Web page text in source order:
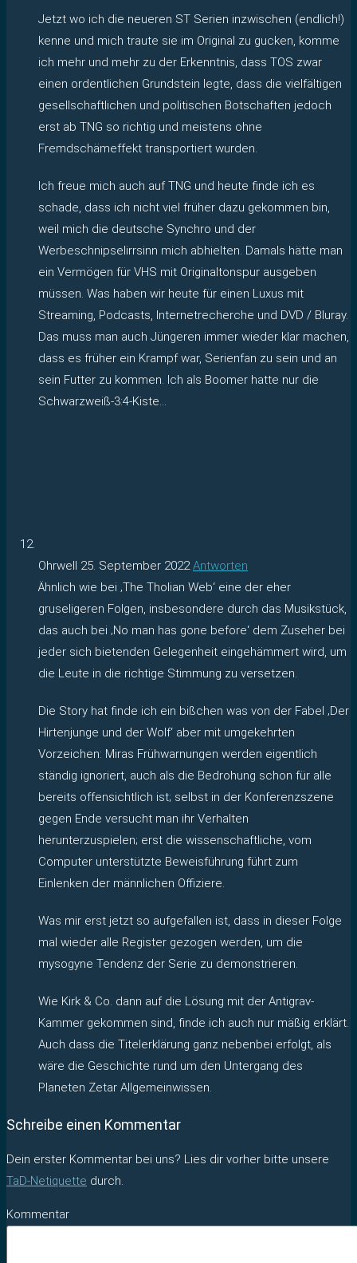
Jetzt wo ich die neueren ST Serien inzwischen (endlich!)
kenne und mich traute sie im Original zu gucken, komme
ich mehr und mehr zu der Erkenntnis, dass TOS zwar
einen ordentlichen Grundstein legte, dass die vielfältigen
gesellschaftlichen und politischen Botschaften jedoch
erst ab TNG so richtig und meistens ohne
Fremdschämeffekt transportiert wurden.
Ich freue mich auch auf TNG und heute finde ich es
schade, dass ich nicht viel früher dazu gekommen bin,
weil mich die deutsche Synchro und der
Werbeschnipselirrsinn mich abhielten. Damals hätte man
ein Vermögen für VHS mit Originaltonspur ausgeben
müssen. Was haben wir heute für einen Luxus mit
Streaming, Podcasts, Internetrecherche und DVD / Bluray.
Das muss man auch Jüngeren immer wieder klar machen,
dass es früher ein Krampf war, Serienfan zu sein und an
sein Futter zu kommen. Ich als Boomer hatte nur die
Schwarzweiß-3:4-Kiste…
Ohrwell 25. September 2022 Antworten
Ähnlich wie bei ‚The Tholian Web‘ eine der eher
gruseligeren Folgen, insbesondere durch das Musikstück,
das auch bei ‚No man has gone before‘ dem Zuseher bei
jeder sich bietenden Gelegenheit eingehämmert wird, um
die Leute in die richtige Stimmung zu versetzen.
Die Story hat finde ich ein bißchen was von der Fabel ‚Der
Hirtenjunge und der Wolf‘ aber mit umgekehrten
Vorzeichen: Miras Frühwarnungen werden eigentlich
ständig ignoriert, auch als die Bedrohung schon für alle
bereits offensichtlich ist; selbst in der Konferenzszene
gegen Ende versucht man ihr Verhalten
herunterzuspielen; erst die wissenschaftliche, vom
Computer unterstützte Beweisführung führt zum
Einlenken der männlichen Offiziere.
Was mir erst jetzt so aufgefallen ist, dass in dieser Folge
mal wieder alle Register gezogen werden, um die
mysogyne Tendenz der Serie zu demonstrieren.
Wie Kirk & Co. dann auf die Lösung mit der Antigrav-
Kammer gekommen sind, finde ich auch nur mäßig erklärt.
Auch dass die Titelerklärung ganz nebenbei erfolgt, als
wäre die Geschichte rund um den Untergang des
Planeten Zetar Allgemeinwissen.
Schreibe einen Kommentar
Dein erster Kommentar bei uns? Lies dir vorher bitte unsere
TaD-Netiquette durch.
Kommentar